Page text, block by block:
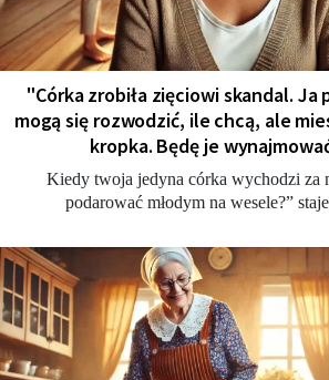
"Córka zrobiła zięciowi skandal. Ja
mogą się rozwodzić, ile chcą, ale
kropka. Będę je
Kiedy twoja jedyna córka wychodzi za
podarować młodym na wesele?”